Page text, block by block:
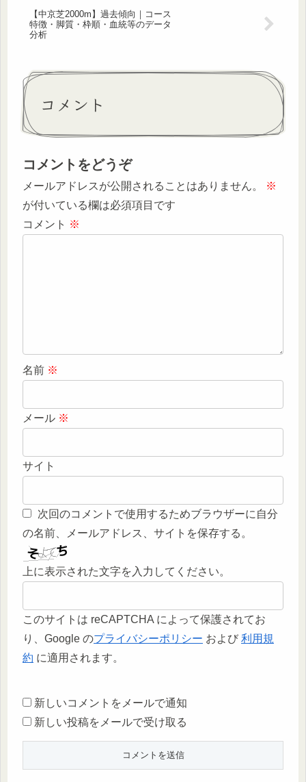
【中京芝2000m】過去傾向｜コース
特徴・脚質・枠順・血統等のデータ
分析
コメント
コメントをどうぞ
メールアドレスが公開されることはありません。
※
が付いている欄は必須項目です
コメント ※
名前 ※
メール ※
サイト
次回のコメントで使用するためブラウザーに自分
の名前、メールアドレス、サイトを保存する。
上に表示された文字を入力してください。
このサイトは reCAPTCHA によって保護されてお
り、Google のプライバシーポリシー および 利用規
約 に適用されます。
新しいコメントをメールで通知
新しい投稿をメールで受け取る